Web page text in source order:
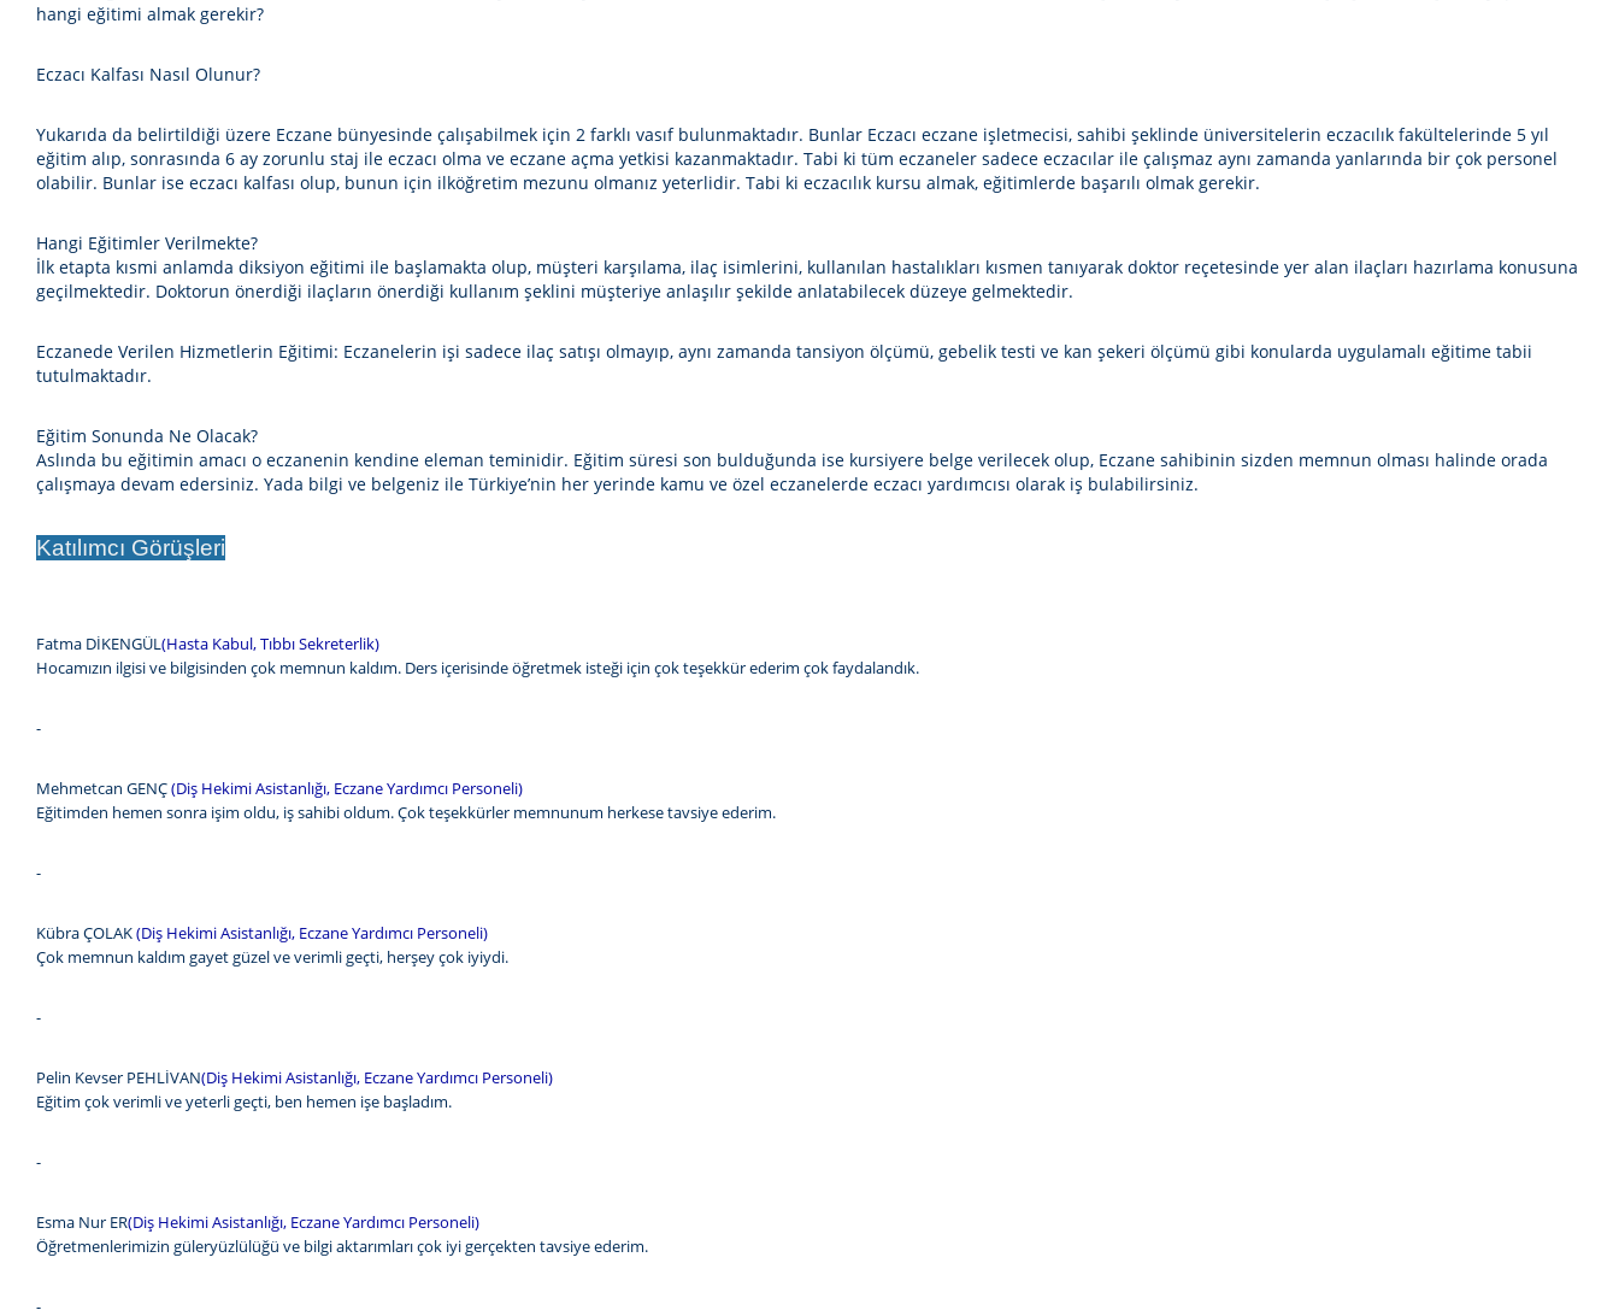
hangi eğitimi almak gerekir?
Eczacı Kalfası Nasıl Olunur?
Yukarıda da belirtildiği üzere Eczane bünyesinde çalışabilmek için 2 farklı vasıf bulunmaktadır. Bunlar Eczacı eczane işletmecisi, sahibi şeklinde üniversitelerin eczacılık fakültelerinde 5 yıl
eğitim alıp, sonrasında 6 ay zorunlu staj ile eczacı olma ve eczane açma yetkisi kazanmaktadır. Tabi ki tüm eczaneler sadece eczacılar ile çalışmaz aynı zamanda yanlarında bir çok personel
olabilir. Bunlar ise eczacı kalfası olup, bunun için ilköğretim mezunu olmanız yeterlidir. Tabi ki eczacılık kursu almak, eğitimlerde başarılı olmak gerekir.
Hangi Eğitimler Verilmekte?
İlk etapta kısmi anlamda diksiyon eğitimi ile başlamakta olup, müşteri karşılama, ilaç isimlerini, kullanılan hastalıkları kısmen tanıyarak doktor reçetesinde yer alan ilaçları hazırlama konusuna
geçilmektedir. Doktorun önerdiği ilaçların önerdiği kullanım şeklini müşteriye anlaşılır şekilde anlatabilecek düzeye gelmektedir.
Eczanede Verilen Hizmetlerin Eğitimi: Eczanelerin işi sadece ilaç satışı olmayıp, aynı zamanda tansiyon ölçümü, gebelik testi ve kan şekeri ölçümü gibi konularda uygulamalı eğitime tabii
tutulmaktadır.
Eğitim Sonunda Ne Olacak?
Aslında bu eğitimin amacı o eczanenin kendine eleman teminidir. Eğitim süresi son bulduğunda ise kursiyere belge verilecek olup, Eczane sahibinin sizden memnun olması halinde orada
çalışmaya devam edersiniz. Yada bilgi ve belgeniz ile Türkiye’nin her yerinde kamu ve özel eczanelerde eczacı yardımcısı olarak iş bulabilirsiniz.
Katılımcı Görüşleri
Fatma DİKENGÜL(Hasta Kabul, Tıbbı Sekreterlik)
Hocamızın ilgisi ve bilgisinden çok memnun kaldım. Ders içerisinde öğretmek isteği için çok teşekkür ederim çok faydalandık.
-
Mehmetcan GENÇ(Diş Hekimi Asistanlığı, Eczane Yardımcı Personeli)
Eğitimden hemen sonra işim oldu, iş sahibi oldum. Çok teşekkürler memnunum herkese tavsiye ederim.
-
Kübra ÇOLAK(Diş Hekimi Asistanlığı, Eczane Yardımcı Personeli)
Çok memnun kaldım gayet güzel ve verimli geçti, herşey çok iyiydi.
-
Pelin Kevser PEHLİVAN(Diş Hekimi Asistanlığı, Eczane Yardımcı Personeli)
Eğitim çok verimli ve yeterli geçti, ben hemen işe başladım.
-
Esma Nur ER(Diş Hekimi Asistanlığı, Eczane Yardımcı Personeli)
Öğretmenlerimizin güleryüzlülüğü ve bilgi aktarımları çok iyi gerçekten tavsiye ederim.
-